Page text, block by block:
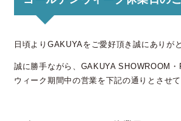
日頃よりGAKUYAをご愛好頂き誠にありが
誠に勝手ながら、GAKUYA SHOWROOM
ウィーク期間中の営業を下記の通りとさせて